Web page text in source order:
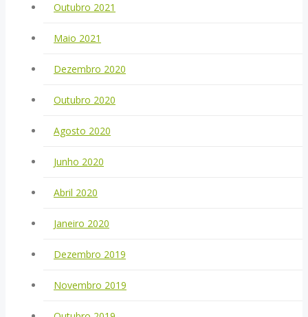
Outubro 2021
Maio 2021
Dezembro 2020
Outubro 2020
Agosto 2020
Junho 2020
Abril 2020
Janeiro 2020
Dezembro 2019
Novembro 2019